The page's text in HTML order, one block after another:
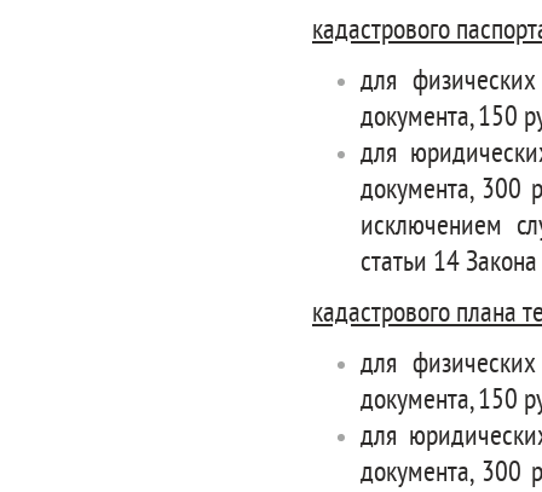
кадастрового
для
документа, 150
для
документа, 300
исключением
статьи 14
кадастрового плана
для
документа, 150
для
документа, 300